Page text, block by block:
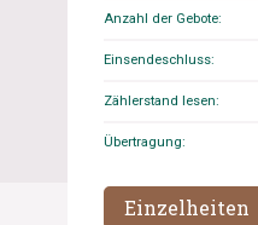
Anzahl der Gebote:
Einsendeschluss:
Zählerstand lesen:
Übertragung:
Einzelheiten